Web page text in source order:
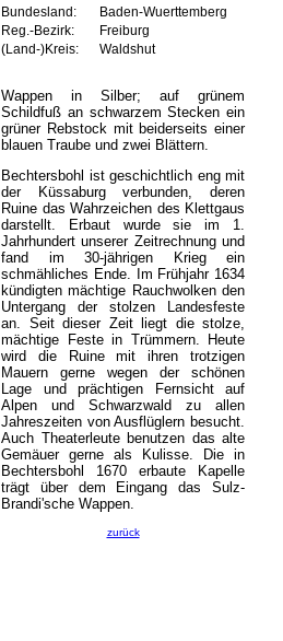
Bundesland:
Baden-Wuerttemberg
Reg.-Bezirk:
Freiburg
(Land-)Kreis:
Waldshut
Wappen in Silber; auf grünem
Schildfuß an schwarzem Stecken ein
grüner Rebstock mit beiderseits einer
blauen Traube und zwei Blättern.
Bechtersbohl ist geschichtlich eng mit
der Küssaburg verbunden, deren
Ruine das Wahrzeichen des Klettgaus
darstellt. Erbaut wurde sie im 1.
Jahrhundert unserer Zeitrechnung und
fand im 30-jährigen Krieg ein
schmähliches Ende. Im Frühjahr 1634
kündigten mächtige Rauchwolken den
Untergang der stolzen Landesfeste
an. Seit dieser Zeit liegt die stolze,
mächtige Feste in Trümmern. Heute
wird die Ruine mit ihren trotzigen
Mauern gerne wegen der schönen
Lage und prächtigen Fernsicht auf
Alpen und Schwarzwald zu allen
Jahreszeiten von Ausflüglern besucht.
Auch Theaterleute benutzen das alte
Gemäuer gerne als Kulisse. Die in
Bechtersbohl 1670 erbaute Kapelle
trägt über dem Eingang das Sulz-
Brandi'sche Wappen.
zurück